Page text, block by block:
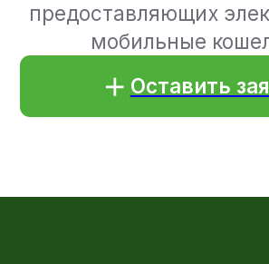
Преимуществаприема
платежей
с электронных
и мобильных
кошельков